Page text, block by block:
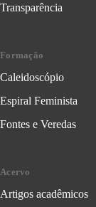
Transparência
Formação
Caleidoscópio
Espiral Feminista
Fontes e Veredas
Acervo
Artigos acadêmicos